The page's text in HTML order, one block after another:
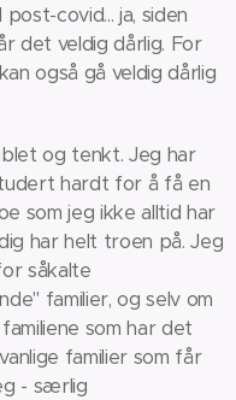
covid... ja, siden
det veldig dårlig. For
også gå veldig dårlig
og tenkt. Jeg har
hardt for å få en
som jeg ikke alltid har
har helt troen på. Jeg
såkalte
familier, og selv om
som har det
familier som får
- særlig